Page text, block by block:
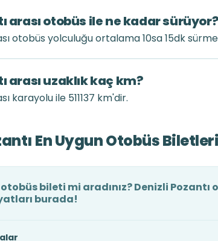
arası otobüs ile ne kadar sürüyor?
otobüs yolculuğu ortalama 10sa 15dk
arası uzaklık kaç km?
karayolu ile 511137 km'dir.
En Uygun Otobüs Biletleri
bileti mi aradınız? Denizli
burada!